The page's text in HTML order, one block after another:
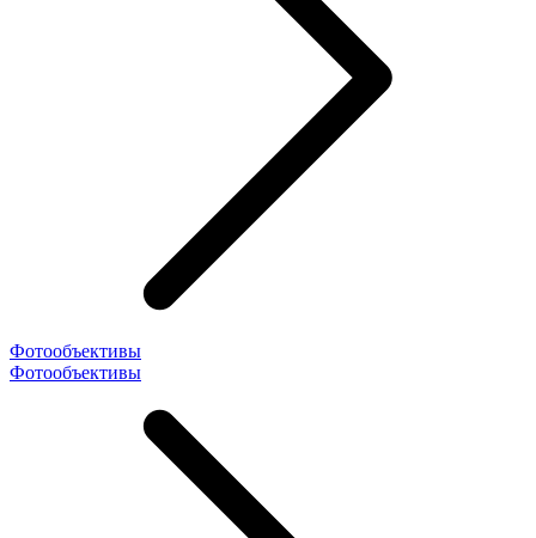
Фотообъективы
Фотообъективы